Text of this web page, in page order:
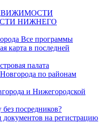
НИЖНЕГО
Все программы
карта в последней
палата
по районам
и Нижегородской
посредников?
на регистрацию